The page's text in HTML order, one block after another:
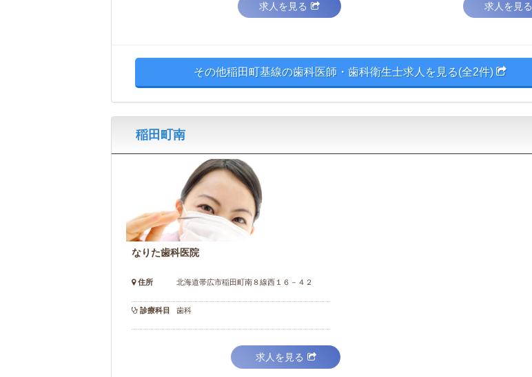
求人を見る 求人を見る
その他稲田町基線の歯科医師・歯科衛生士求人を見る(全2件)
稲田町南
なりた歯科医院
住所 北海道帯広市稲田町南８線西１６－４２
診療科目 歯科
求人を見る